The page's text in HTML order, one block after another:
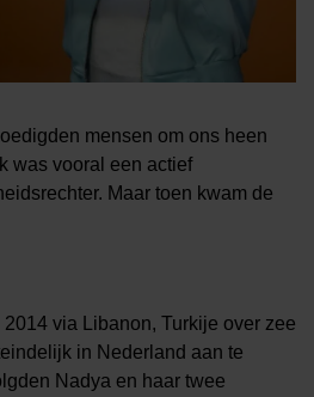
mensen om ons heen
was vooral een actief
Maar toen kwam de
2014 via Libanon, Turkije over zee
in Nederland aan te
Nadya en haar twee